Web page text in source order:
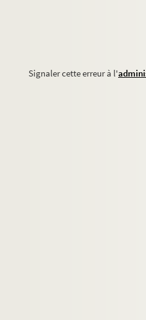
Signaler cette erreur à l'